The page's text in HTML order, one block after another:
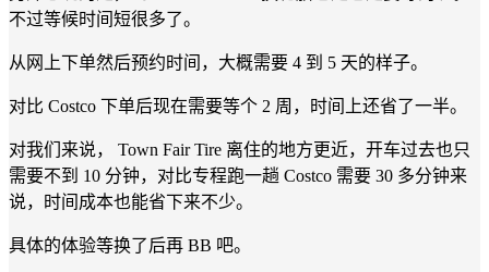
不过等候时间短很多了。
从网上下单然后预约时间，大概需要 4 到 5 天的样子。
对比 Costco 下单后现在需要等个 2 周，时间上还省了一半。
对我们来说， Town Fair Tire 离住的地方更近，开车过去也只
需要不到 10 分钟，对比专程跑一趟 Costco 需要 30 多分钟来
说，时间成本也能省下来不少。
具体的体验等换了后再 BB 吧。